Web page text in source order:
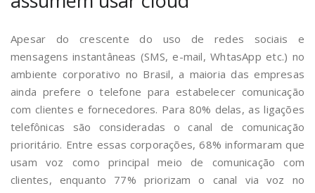
Apesar do crescente do uso de redes sociais e
mensagens instantâneas (SMS, e-mail, WhtasApp etc.) no
ambiente corporativo no Brasil, a maioria das empresas
ainda prefere o telefone para estabelecer comunicação
com clientes e fornecedores. Para 80% delas, as ligações
telefônicas são consideradas o canal de comunicação
prioritário. Entre essas corporações, 68% informaram que
usam voz como principal meio de comunicação com
clientes, enquanto 77% priorizam o canal via voz no